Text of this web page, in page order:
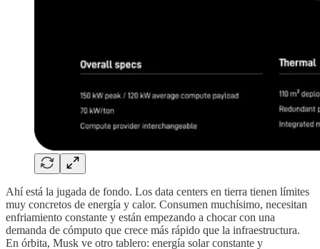
Ahí está la jugada de fondo. Los data centers en tierra tienen límites
muy concretos de energía y calor. Consumen muchísimo, necesitan
enfriamiento constante y están empezando a chocar con una
demanda de cómputo que crece más rápido que la infraestructura.
En órbita, Musk ve otro tablero: energía solar constante y